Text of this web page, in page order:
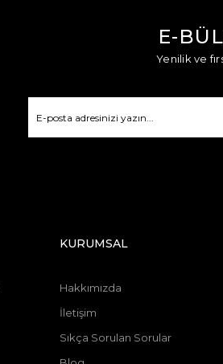
E-
Yenilik ve
KURUMSAL
Hakkımızda
İletişim
Sıkça Sorulan Sorular